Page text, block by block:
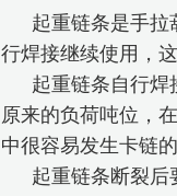
起重链条是手拉
行焊接继续使用，
起重链条自行焊
原来的负荷吨位，
中很容易发生卡链
起重链条断裂后